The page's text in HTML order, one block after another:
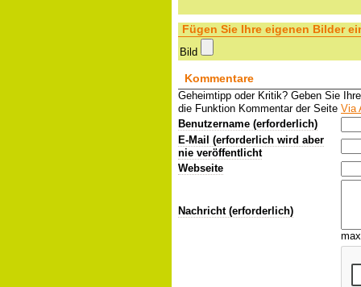
Fügen Sie Ihre eigenen Bilder
Bild
Kommentare
Geheimtipp oder Kritik? Geben Sie
die Funktion Kommentar der Seite Via
Benutzername (erforderlich)
E-Mail (erforderlich wird aber
nie veröffentlicht
Webseite
Nachricht (erforderlich)